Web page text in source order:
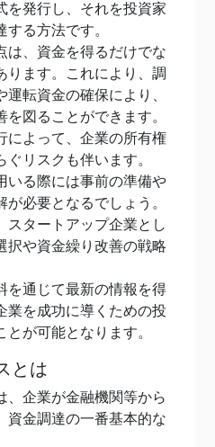
を発行し、それを投資家
る方法です。
は、資金を得るだけでな
ります。これにより、調
転資金の確保により、
図ることができます。
によって、企業の所有権
リスクも伴います。
いる際には事前の準備や
必要となるでしょう。
スタートアップ企業とし
択や資金繰り改善の戦略
を通じて最新の情報を得
業を成功に導くための投
が可能となります。
とは
、企業が金融機関等から
資金調達の一番基本的な